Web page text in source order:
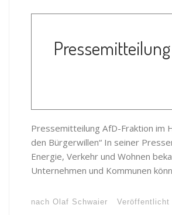
Pressemitteilung AfD-Fraktion im
den Bürgerwillen“ In seiner
Energie, Verkehr und Wohnen
Unternehmen und Kommunen
nach Olaf Schwaier Veröffentlicht